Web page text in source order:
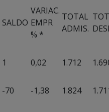
SALDO
VARIAC.
EMPR
% *
TOTAL
ADMIS.
1 0,02 1.712
-70 -1,38 1.824